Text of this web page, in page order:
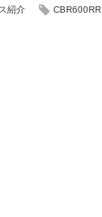
紹介 CBR600RR